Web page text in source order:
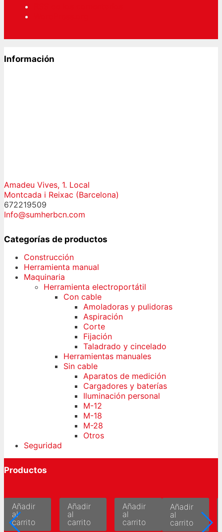
Información
Amadeu Vives, 1. Local
Montcada i Reixac (Barcelona)
672219509
Info@sumherbcn.com
Categorías de productos
Construcción
Herramienta manual
Maquinaria
Herramienta electroportátil
Con cable
Amoladoras y pulidoras
Aspiración
Corte
Fijación
Taladrado y cincelado
Herramientas manuales
Sin cable
Aparatos de medición
Cargadores y baterías
Iluminación personal
M-12
M-18
M-28
Otros
Seguridad
Productos
Añadir
al
carrito
Añadir
al
carrito
Añadir
al
carrito
Añadir
al
carrito